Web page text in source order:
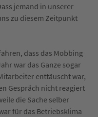
jemand in unserer
zu diesem Zeitpunkt
dass das Mobbing
war das Ganze sogar
enttäuscht war,
Gespräch nicht reagiert
die Sache selber
für das Betriebsklima